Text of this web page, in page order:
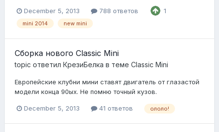
December 5, 2013 788 ответов 1
mini 2014 new mini
Сборка нового Classic Mini
topic ответил КрезиБелка в теме Classic Mini
Европейские клубни мини ставят двигатель от глазастой
модели конца 90ых. Не помню точный кузов.
December 5, 2013 41 ответов ололо!